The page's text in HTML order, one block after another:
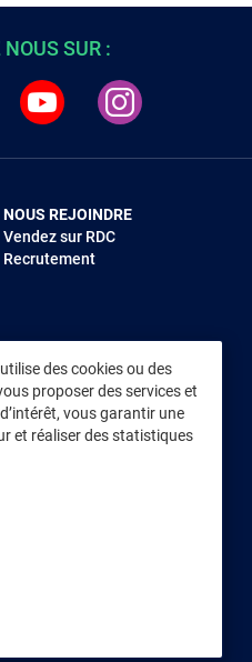
des cookies ou des
proposer des services et
vous garantir une
et réaliser des statistiques
SUR :
NOUS REJOINDRE
Vendez sur RDC
Recrutement